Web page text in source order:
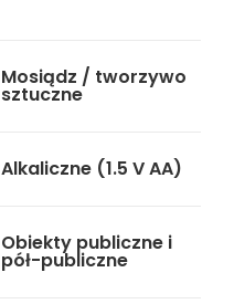
Mosiądz / tworzywo
sztuczne
Alkaliczne (1.5 V AA)
Obiekty publiczne i
pół-publiczne